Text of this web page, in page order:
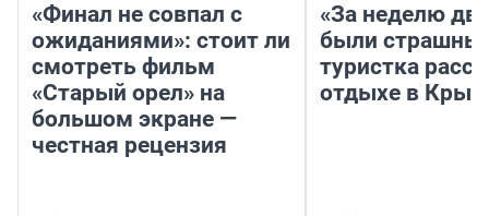
«Финал не совпал с
ожиданиями»: стоит ли
смотреть фильм
«Старый орел» на
большом экране —
честная рецензия
«За неделю
были
туристка
отдыхе в